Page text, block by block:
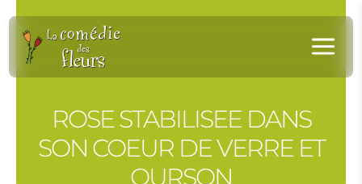
a
ROSE STABILISEE DANS
SON COEUR DE VERRE ET
OURSON